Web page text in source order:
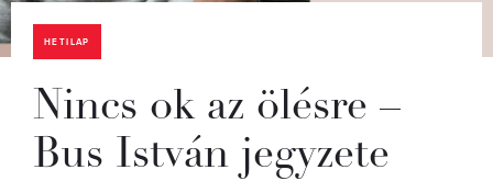
HETILAP
Nincs ok az ölésre –
Bus István jegyzete